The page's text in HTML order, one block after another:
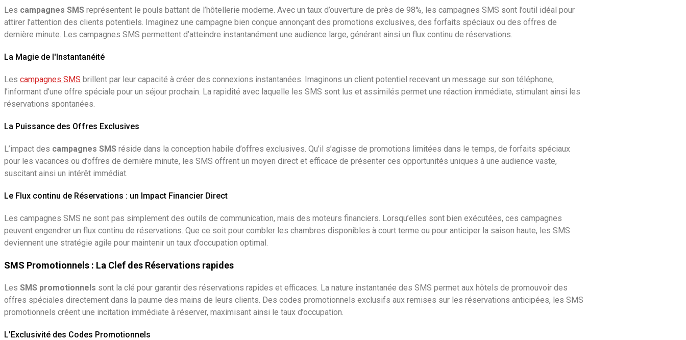
Les campagnes SMS représentent le pouls battant de l’hôtellerie moderne. Avec un taux d’ouverture de près de 98%, les campagnes SMS sont l’outil idéal pour
attirer l’attention des clients potentiels. Imaginez une campagne bien conçue annonçant des promotions exclusives, des forfaits spéciaux ou des offres de
dernière minute. Les campagnes SMS permettent d’atteindre instantanément une audience large, générant ainsi un flux continu de réservations.
La Magie de l'Instantanéité
Les campagnes SMS brillent par leur capacité à créer des connexions instantanées. Imaginons un client potentiel recevant un message sur son téléphone,
l’informant d’une offre spéciale pour un séjour prochain. La rapidité avec laquelle les SMS sont lus et assimilés permet une réaction immédiate, stimulant ainsi les
réservations spontanées.
La Puissance des Offres Exclusives
L’impact des campagnes SMS réside dans la conception habile d’offres exclusives. Qu’il s’agisse de promotions limitées dans le temps, de forfaits spéciaux
pour les vacances ou d’offres de dernière minute, les SMS offrent un moyen direct et efficace de présenter ces opportunités uniques à une audience vaste,
suscitant ainsi un intérêt immédiat.
Le Flux continu de Réservations : un Impact Financier Direct
Les campagnes SMS ne sont pas simplement des outils de communication, mais des moteurs financiers. Lorsqu’elles sont bien exécutées, ces campagnes
peuvent engendrer un flux continu de réservations. Que ce soit pour combler les chambres disponibles à court terme ou pour anticiper la saison haute, les SMS
deviennent une stratégie agile pour maintenir un taux d’occupation optimal.
SMS Promotionnels : La Clef des Réservations rapides
Les SMS promotionnels sont la clé pour garantir des réservations rapides et efficaces. La nature instantanée des SMS permet aux hôtels de promouvoir des
offres spéciales directement dans la paume des mains de leurs clients. Des codes promotionnels exclusifs aux remises sur les réservations anticipées, les SMS
promotionnels créent une incitation immédiate à réserver, maximisant ainsi le taux d’occupation.
L'Exclusivité des Codes Promotionnels